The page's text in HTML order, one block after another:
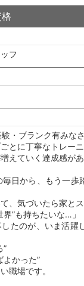
フ
・ブランク有みな
とに丁寧なトレーニ
えていく達成感があ
日から、もう一歩
、気づいたら家と
”も持ちたいな…」
たのが、いま活躍
”
よかった”
職場です。